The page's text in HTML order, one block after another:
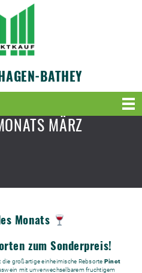
BATHEY
MÄRZ
Monats
zum Sonderpreis!
großartige einheimische Rebsorte Pinot
mit unverwechselbarem fruchtigem